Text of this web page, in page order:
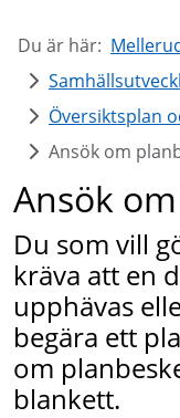
Du är här:
Översiktsplan
Ansök om
Ansök
Du som vill
kräva att en
upphävas
begära ett
om
blankett.